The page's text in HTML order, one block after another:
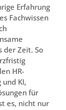
Erfahrung
Fachwissen
der Zeit. So
HR-
KI,
für
es, nicht nur